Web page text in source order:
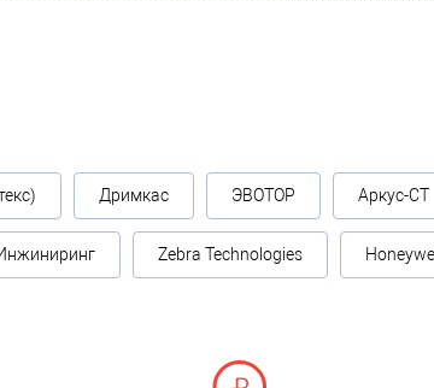
Дримкас ЭВОТОР Аркус-СТ
Zebra Technologies Honeywell